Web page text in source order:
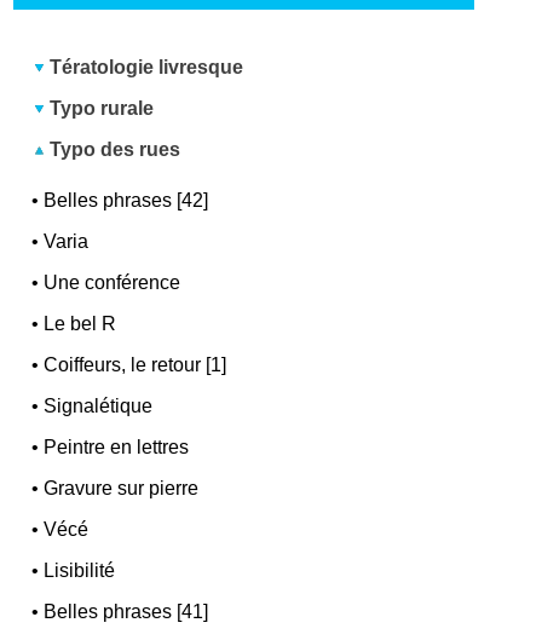
Tératologie livresque
Typo rurale
Typo des rues
• Belles phrases [42]
•Varia
• Une conférence
• Le bel R
•Coiffeurs, le retour [1]
• Signalétique
• Peintre en lettres
•Gravure sur pierre
•Vécé
• Lisibilité
• Belles phrases [41]